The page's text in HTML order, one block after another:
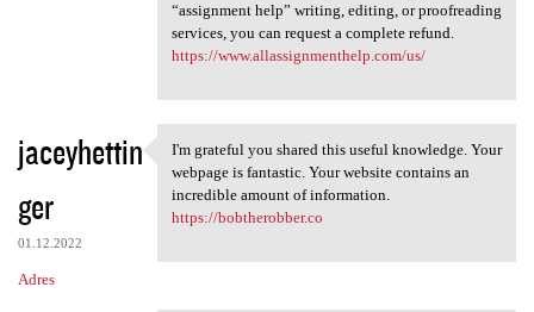
“assignment help” writing, editing, or proofreading
services, you can request a complete refund.
https://www.allassignmenthelp.com/us/
jaceyhettin
ger
01.12.2022
Adres
I'm grateful you shared this
I'm grateful you shared this useful knowledge. Your
webpage is fantastic. Your website contains an
incredible amount of information.
https://bobtherobber.co